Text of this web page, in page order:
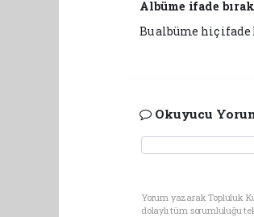
Albüme ifade
Bu albüme hiç
Okuyucu
Yorum yazarak Topluluk
dolaylı tüm sorumluluğu